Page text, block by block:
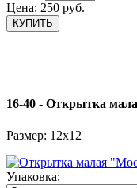
Цена: 250 руб.
16-40 - Открытка
Размер: 12х12
Упаковка: